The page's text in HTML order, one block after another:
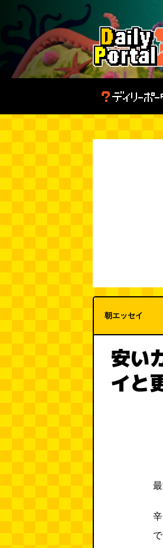
朝エッセイ
安い
イと